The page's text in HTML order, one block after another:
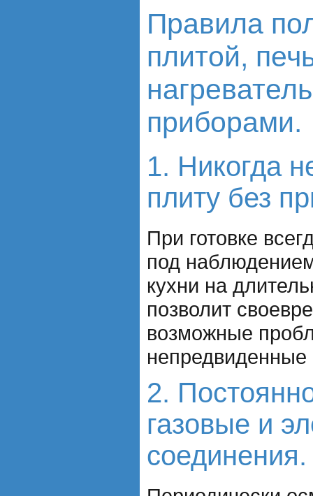
Правила
плитой,
приборами.
1. Никогда
плиту без
При готовке
под
кухни на
позволит
возможные
непредвиденные
2.
газовые и
соединения.